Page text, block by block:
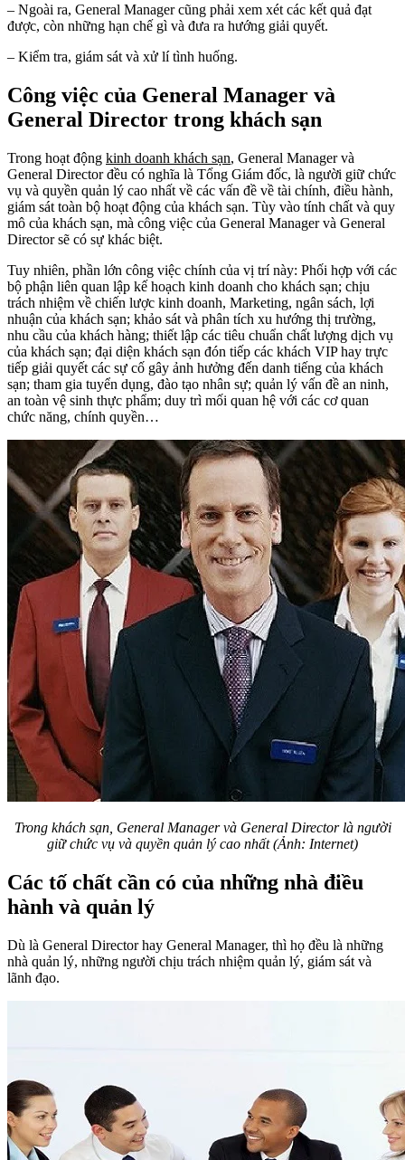
– Ngoài ra, General Manager cũng phải xem xét các kết quả đạt
được, còn những hạn chế gì và đưa ra hướng giải quyết.
– Kiểm tra, giám sát và xử lí tình huống.
Công việc của General Manager và
General Director trong khách sạn
Trong hoạt động kinh doanh khách sạn, General Manager và
General Director đều có nghĩa là Tổng Giám đốc, là người giữ chức
vụ và quyền quản lý cao nhất về các vấn đề về tài chính, điều hành,
giám sát toàn bộ hoạt động của khách sạn. Tùy vào tính chất và quy
mô của khách sạn, mà công việc của General Manager và General
Director sẽ có sự khác biệt.
Tuy nhiên, phần lớn công việc chính của vị trí này: Phối hợp với các
bộ phận liên quan lập kế hoạch kinh doanh cho khách sạn; chịu
trách nhiệm về chiến lược kinh doanh, Marketing, ngân sách, lợi
nhuận của khách sạn; khảo sát và phân tích xu hướng thị trường,
nhu cầu của khách hàng; thiết lập các tiêu chuẩn chất lượng dịch vụ
của khách sạn; đại diện khách sạn đón tiếp các khách VIP hay trực
tiếp giải quyết các sự cố gây ảnh hưởng đến danh tiếng của khách
sạn; tham gia tuyển dụng, đào tạo nhân sự; quản lý vấn đề an ninh,
an toàn vệ sinh thực phẩm; duy trì mối quan hệ với các cơ quan
chức năng, chính quyền…
Trong khách sạn, General Manager và General Director là người
giữ chức vụ và quyền quản lý cao nhất (Ảnh: Internet)
Các tố chất cần có của những nhà điều
hành và quản lý
Dù là General Director hay General Manager, thì họ đều là những
nhà quản lý, những người chịu trách nhiệm quản lý, giám sát và
lãnh đạo.